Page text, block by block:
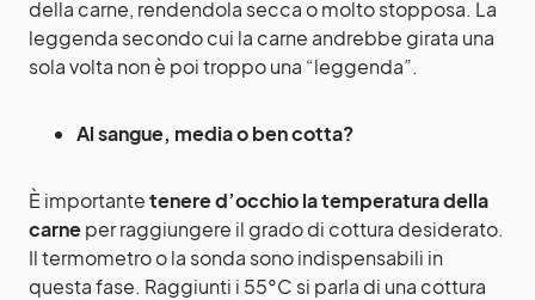
della carne, rendendola secca o molto stopposa. La
leggenda secondo cui la carne andrebbe girata una
sola volta non è poi troppo una “leggenda”.
Al sangue, media o ben cotta?
È importantetenere d’occhio la temperatura della
carneper raggiungere il grado di cottura desiderato.
Il termometro o la sonda sono indispensabili in
questa fase. Raggiunti i 55°C si parla di una cottura